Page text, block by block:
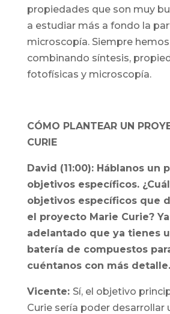
propiedades que son muy
a estudiar más a fondo la
microscopía. Siempre
combinando síntesis,
fotofísicas y microscopía.
CÓMO PLANTEAR UN
CURIE
David (11:00): Háblanos un
objetivos específicos.
objetivos específicos que
el proyecto Marie Curie?
adelantado que ya tienes
batería de compuestos
cuéntanos con más detalle.
Vicente: Sí, el objetivo
Curie sería poder desarrollar